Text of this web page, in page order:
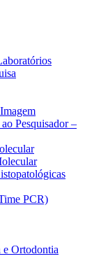
Pesquisador –
PCR)
e Ortodontia